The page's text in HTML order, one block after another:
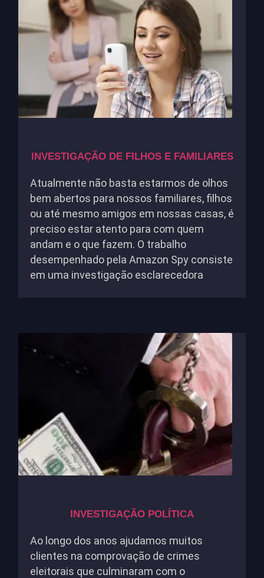
INVESTIGAÇÃO DE FILHOS E FAMILIARES
Atualmente não basta estarmos de olhos
bem abertos para nossos familiares, filhos
ou até mesmo amigos em nossas casas, é
preciso estar atento para com quem
andam e o que fazem. O trabalho
desempenhado pela Amazon Spy consiste
em uma investigação esclarecedora
INVESTIGAÇÃO POLÍTICA
Ao longo dos anos ajudamos muitos
clientes na comprovação de crimes
eleitorais que culminaram com o